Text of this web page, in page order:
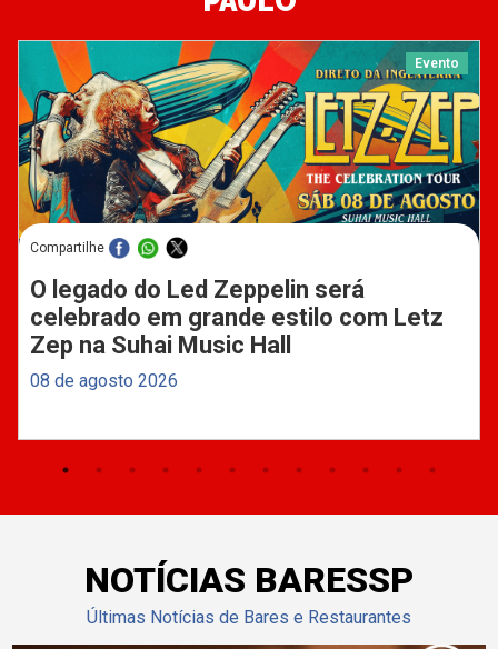
Evento
Compartilhe
O legado do Led Zeppelin será
celebrado em grande estilo com Letz
Zep na Suhai Music Hall
08 de agosto 2026
NOTÍCIAS BARESSP
Últimas Notícias de Bares e Restaurantes